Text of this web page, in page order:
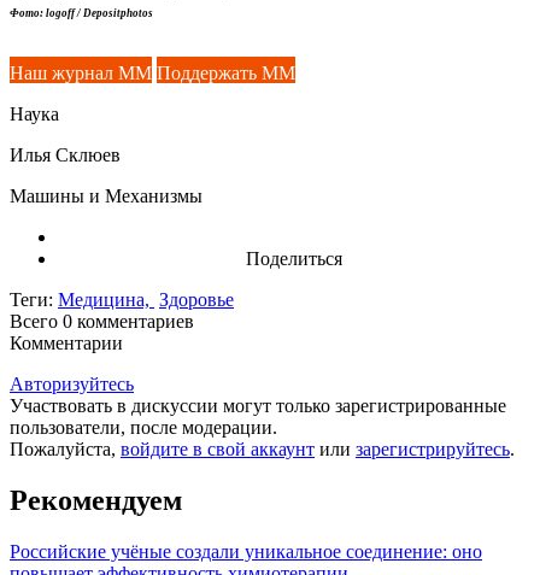
Фото: logoff / Depositphotos
Наш журнал ММ Поддержать ММ
Наука
Илья Склюев
Машины и Механизмы
Поделиться
Теги: Медицина, Здоровье
Всего 0 комментариев
Комментарии
Авторизуйтесь
Участвовать в дискуссии могут только зарегистрированные
пользователи, после модерации.
Пожалуйста, войдите в свой аккаунт или зарегистрируйтесь.
Рекомендуем
Российские учёные создали уникальное соединение: оно